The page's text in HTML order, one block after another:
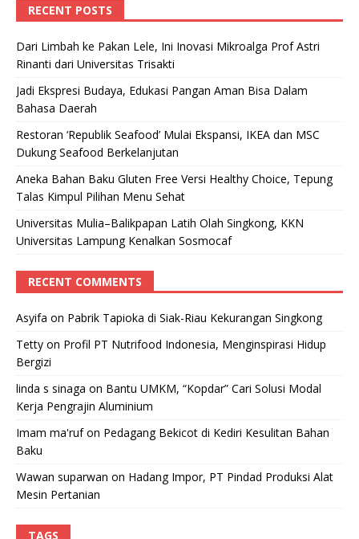
RECENT POSTS
Dari Limbah ke Pakan Lele, Ini Inovasi Mikroalga Prof Astri
Rinanti dari Universitas Trisakti
Jadi Ekspresi Budaya, Edukasi Pangan Aman Bisa Dalam
Bahasa Daerah
Restoran ‘Republik Seafood’ Mulai Ekspansi, IKEA dan MSC
Dukung Seafood Berkelanjutan
Aneka Bahan Baku Gluten Free Versi Healthy Choice, Tepung
Talas Kimpul Pilihan Menu Sehat
Universitas Mulia–Balikpapan Latih Olah Singkong, KKN
Universitas Lampung Kenalkan Sosmocaf
RECENT COMMENTS
Asyifa on Pabrik Tapioka di Siak-Riau Kekurangan Singkong
Tetty on Profil PT Nutrifood Indonesia, Menginspirasi Hidup
Bergizi
linda s sinaga on Bantu UMKM, “Kopdar” Cari Solusi Modal
Kerja Pengrajin Aluminium
Imam ma'rufon Pedagang Bekicot di Kediri Kesulitan Bahan
Baku
Wawan suparwan on Hadang Impor, PT Pindad Produksi Alat
Mesin Pertanian
TAGS